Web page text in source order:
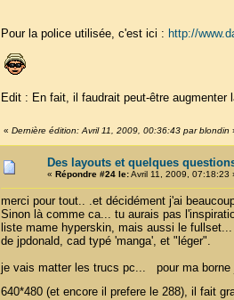
Pour la police utilisée, c'est ici : http://
Edit : En fait, il faudrait peut-être
« Dernière édition: Avril 11, 2009, 00:36:43 par blondin
Des layouts et quelques
« Répondre #24 le:Avril 11, 2009, 07:18:23
merci pour tout.. .et décidément j'ai
Sinon là comme ca... tu aurais pas
liste mame hyperskin, mais aussi le
de jpdonald, cad typé 'manga', et "léger".
je vais matter les trucs pc... pour ma
640*480 (et encore il prefere le 288), il fait